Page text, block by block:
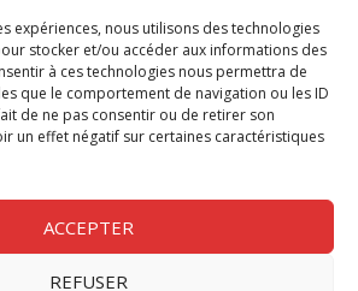
expériences, nous utilisons des technologies
stocker et/ou accéder aux informations des
à ces technologies nous permettra de
que le comportement de navigation ou les ID
de ne pas consentir ou de retirer son
un effet négatif sur certaines caractéristiques
ACCEPTER
REFUSER
Spectacle
visuel